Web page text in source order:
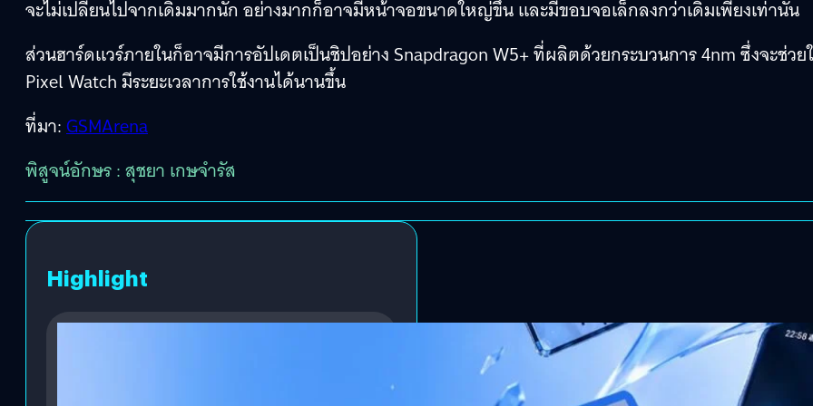
จะไม่เปลี่ยนไปจากเดิมมากนัก อย่างมากก็อาจมีหน้าจอขนาดใหญ่ขึ้น และมีขอบจอเล็กลงกว่าเดิมเพียงเท่านั้น
ส่วนฮาร์ดแวร์ภายในก็อาจมีการอัปเดตเป็นชิปอย่าง Snapdragon W5+ ที่ผลิตด้วยกระบวนการ 4nm ซึ่งจะช่วย
Pixel Watch มีระยะเวลาการใช้งานได้นานขึ้น
ที่มา:GSMArena
พิสูจน์อักษร : สุชยา เกษจำรัส
Highlight